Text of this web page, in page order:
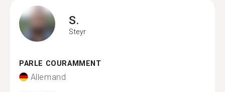
S.
Steyr
PARLE COURAMMENT
Allemand